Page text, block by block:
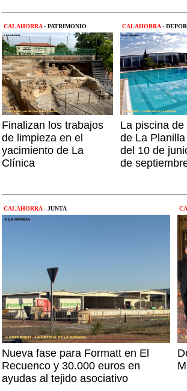
CALAHORRA- PATRIMONIO
Finalizan los trabajos
de limpieza en el
yacimiento de La
Clínica
CALAHORRA-
La piscina de
de La
del 10 de
de
CALAHORRA- JUNTA
Nueva fase para Formatt en El
Recuenco y 30.000 euros en
ayudas al tejido asociativo